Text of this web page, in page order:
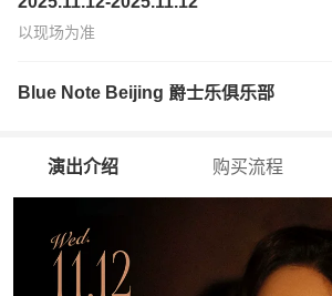
以现场为准
Blue Note Beijing 爵士乐俱乐部
演出介绍 购买流程